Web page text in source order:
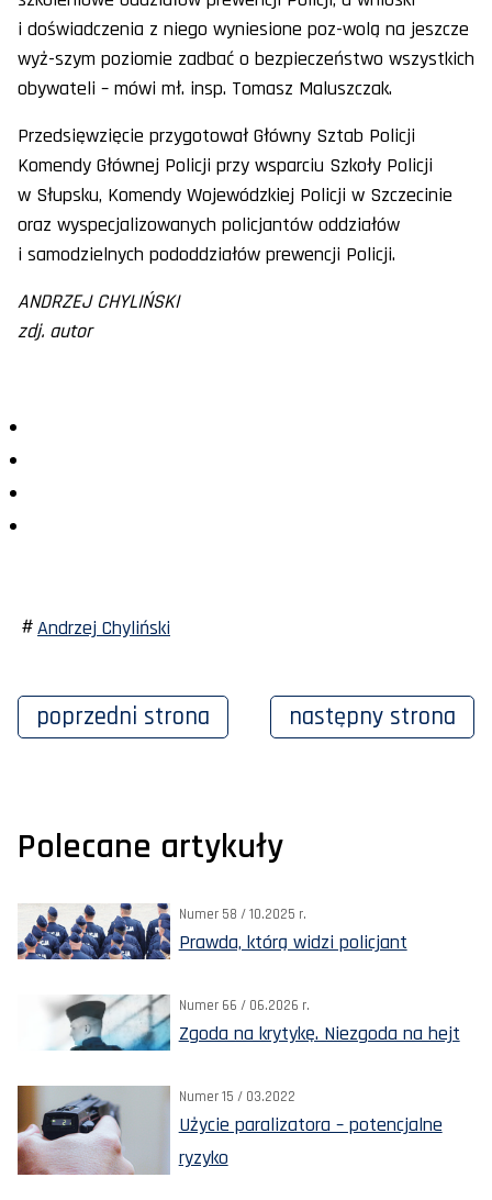
i doświadczenia z niego wyniesione poz-wolą na jeszcze
wyż-szym poziomie zadbać o bezpieczeństwo wszystkich
obywateli – mówi mł. insp. Tomasz Maluszczak.
Przedsięwzięcie przygotował Główny Sztab Policji
Komendy Głównej Policji przy wsparciu Szkoły Policji
w Słupsku, Komendy Wojewódzkiej Policji w Szczecinie
oraz wyspecjalizowanych policjantów oddziałów
i samodzielnych pododdziałów prewencji Policji.
ANDRZEJ CHYLIŃSKI
zdj. autor
Andrzej Chyliński
poprzedni strona następny strona
Polecane artykuły
Numer 58 / 10.2025 r.
Prawda, którą widzi policjant
Numer 66 / 06.2026 r.
Zgoda na krytykę. Niezgoda na hejt
Numer 15 / 03.2022
Użycie paralizatora – potencjalne
ryzyko